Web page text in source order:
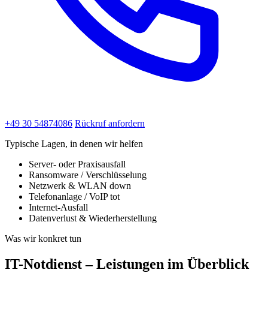
+49 30 54874086 Rückruf anfordern
Typische Lagen, in denen wir helfen
Server- oder Praxisausfall
Ransomware / Verschlüsselung
Netzwerk & WLAN down
Telefonanlage / VoIP tot
Internet-Ausfall
Datenverlust & Wiederherstellung
Was wir konkret tun
IT-Notdienst – Leistungen im Überblick